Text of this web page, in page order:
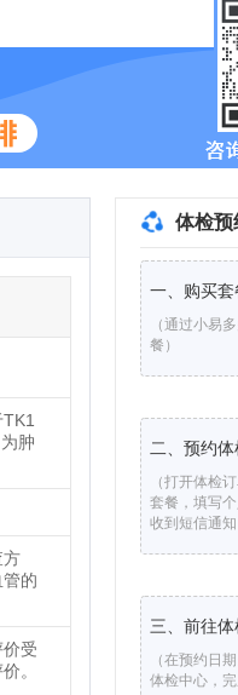
肿
方
的
受
。
体检预
一、购买套
（通过小易
餐）
二、预约体
（打开体检
套餐，填写
收到短信通知
三、前往
（在预约日
体检中心，完